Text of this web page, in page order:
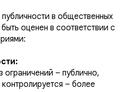
в общественных
оценен в соответствии с
ограничений – публично,
– более